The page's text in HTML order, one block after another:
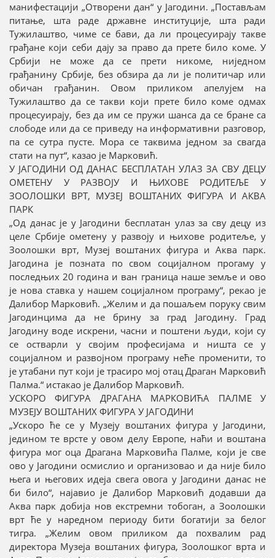
манифестацији „Отворени дан“ у Јагодини. „Постављам
питање, шта раде државне институције, шта ради
Тужилаштво, чиме се бави, да ли процесуирају такве
грађане који себи дају за право да прете било коме. У
Србији не може да се прети никоме, ниједном
грађанину Србије, без обзира да ли је политичар или
обичан грађанин. Овом приликом апелујем на
Тужилаштво да се такви који прете било коме одмах
процесуирају, без да им се пружи шанса да се бране са
слободе или да се приведу на информативни разговор,
па се сутра пусте. Мора се таквима једном за свагда
стати на пут“, казао је Марковић.
У ЈАГОДИНИ ОД ДАНАС БЕСПЛАТАН УЛАЗ ЗА СВУ ДЕЦУ
ОМЕТЕНУ У РАЗВОЈУ И ЊИХОВЕ РОДИТЕЉЕ У
ЗООЛОШКИ ВРТ, МУЗЕЈ ВОШТАНИХ ФИГУРА И АКВА
ПАРК
„Од данас је у Јагодини бесплатан улаз за сву децу из
целе Србије ометену у развоју и њихове родитеље, у
Зоолошки врт, Музеј воштаних фигура и Аква парк.
Јагодина је позната по свом социјалном прогаму у
последњих 20 година и ван граница наше земље и ово
је нова ставка у нашем социјалном програму“, рекао је
Далибор Марковић. „Желим и да пошаљем поруку свим
Јагодинцима да не брину за град Јагодину. Град
Јагодину воде искрени, часни и поштени људи, који су
се остварли у својим професијама и ништа се у
социјалном и развојном програму неће променити, то
је утабани пут који је трасиро мој отац Драган Марковић
Палма.“ истакао је Далибор Марковић.
УСКОРО ФИГУРА ДРАГАНА МАРКОВИЋА ПАЛМЕ У
МУЗЕЈУ ВОШТАНИХ ФИГУРА У ЈАГОДИНИ
„Ускоро ће се у Музеју воштаних фигура у Јагодини,
једином те врсте у овом делу Европе, наћи и воштана
фигура мог оца Драгана Марковића Палме, који је све
ово у Јагодини осмислио и организовао и да није било
њега и његових идеја свега овога у Јагодини данас не
би било“, најавио је Далибор Марковић додавши да
Аква парк добија нов екстремни тобоган, а Зоолошки
врт ће у наредном периоду бити богатији за белог
тигра. „Желим овом приликом да похвалим рад
директора Музеја воштаних фигура, Зоолошког врта и